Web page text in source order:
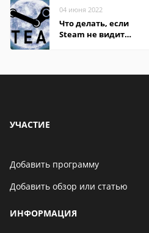
04 июня 2022
Что делать, если
Steam не видит
УЧАСТИЕ
Добавить программу
Добавить обзор или статью
ИНФОРМАЦИЯ